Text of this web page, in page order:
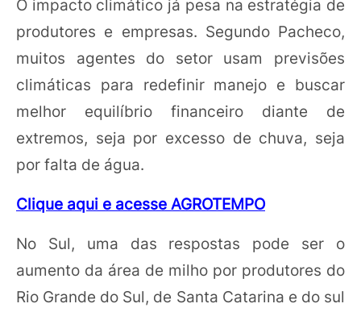
O impacto climático já pesa na estratégia de
produtores e empresas. Segundo Pacheco,
muitos agentes do setor usam previsões
climáticas para redefinir manejo e buscar
melhor equilíbrio financeiro diante de
extremos, seja por excesso de chuva, seja
por falta de água.
Clique aqui e acesse AGROTEMPO
No Sul, uma das respostas pode ser o
aumento da área de milho por produtores do
Rio Grande do Sul, de Santa Catarina e do sul